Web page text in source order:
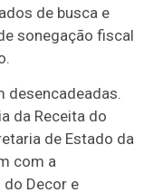
de busca e
sonegação fiscal
desencadeadas.
da Receita do
de Estado da
com a
Decor e